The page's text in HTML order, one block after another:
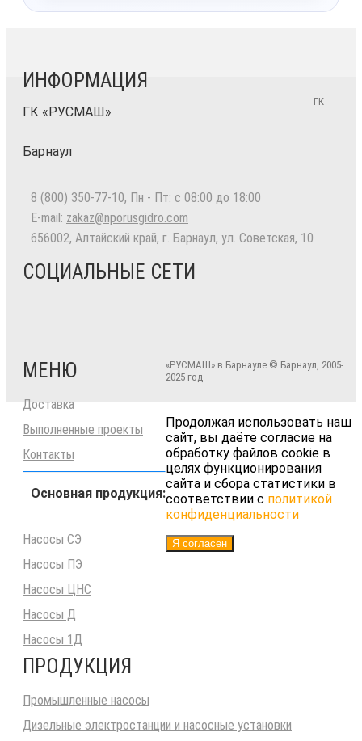
ИНФОРМАЦИЯ
ГК «РУСМАШ»
Барнаул
8 (800) 350-77-10, Пн - Пт: с 08:00 до 18:00
E-mail: zakaz@nporusgidro.com
656002, Алтайский край, г. Барнаул, ул. Советская, 10
СОЦИАЛЬНЫЕ СЕТИ
МЕНЮ
Доставка
Выполненные проекты
Контакты
Основная продукция:
Насосы СЭ
Насосы ПЭ
Насосы ЦНС
Насосы Д
Насосы 1Д
ПРОДУКЦИЯ
Промышленные насосы
Дизельные электростанции и насосные установки
ГК
«РУСМАШ» в Барнауле © Барнаул, 2005-
2025 год
Продолжая использовать наш
сайт, вы даёте согласие на
обработку файлов cookie в
целях функционирования
сайта и сбора статистики в
соответствии с политикой
конфиденциальности
Я согласен